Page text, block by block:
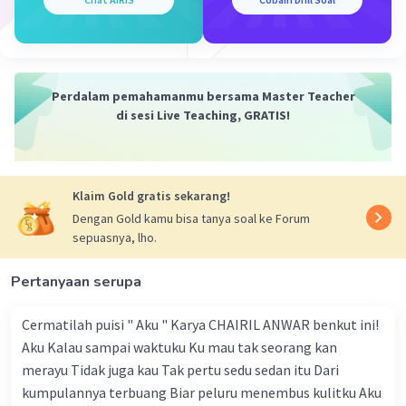
kalimat atau konteks tertentu.
cabang linguistik yang mempelajari makna
eksternal atau makna yang bergantung
pada konteks atau situasi penggunaannya.
tujuan komunikasi, norma sosial, dan
yang disampaikan dalam interaksi
komunikatif.
"Apakah kau lapar?" maka jawaban "Tidak,
benar, karena secara intrinsik jawaban tersebut
menyangkal pertanyaan apakah seseorang lapar.
Namun secara pragmatis, jawaban tersebut bisa
dimaknai sebagai ungkapan sopan dan bukan
Perdalam pemahamanmu bersama Master Teacher
di sesi Live Teaching, GRATIS!
Klaim Gold gratis sekarang!
Dengan Gold kamu bisa tanya soal ke Forum
sepuasnya, lho.
Pertanyaan serupa
Cermatilah puisi " Aku " Karya CHAIRIL ANWAR benkut ini!
Aku Kalau sampai waktuku Ku mau tak seorang kan
merayu Tidak juga kau Tak pertu sedu sedan itu Dari
kumpulannya terbuang Biar peluru menembus kulitku Aku